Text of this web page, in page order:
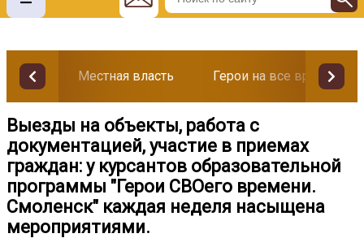
Местная власть Герои на все времена
Выезды на объекты, работа с
документацией, участие в приемах
граждан: у курсантов образовательной
программы "Герои СВОего времени.
Смоленск" каждая неделя насыщена
мероприятиями.